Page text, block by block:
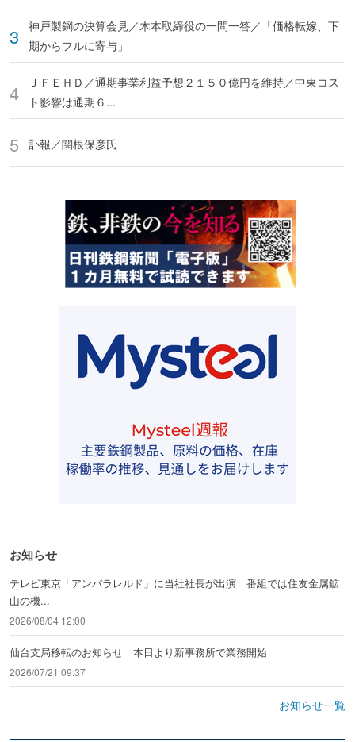
神戸製鋼の決算会見／木本取締役の一問一答／「価格転嫁、下
期からフルに寄与」
ＪＦＥＨＤ／通期事業利益予想２１５０億円を維持／中東コス
ト影響は通期６...
訃報／関根保彦氏
お知らせ
テレビ東京「アンパラレルド」に当社社長が出演 番組では住友金属鉱
山の機...
2026/08/04 12:00
仙台支局移転のお知らせ 本日より新事務所で業務開始
2026/07/21 09:37
お知らせ一覧